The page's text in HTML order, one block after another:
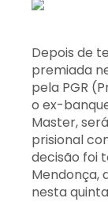
Depois de
premiada
pela PGR
o ex-
Master,
prisional
decisão foi
Mendonça,
nesta